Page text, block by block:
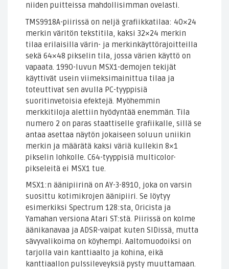
niiden puitteissa mahdollisimman ovelasti.
TMS9918A-piirissä on neljä grafiikkatilaa: 40×24
merkin väritön tekstitila, kaksi 32×24 merkin
tilaa erilaisilla värin- ja merkinkäyttörajoitteilla
sekä 64×48 pikselin tila, jossa värien käyttö on
vapaata. 1990-luvun MSX1-demojen tekijät
käyttivät usein viimeksimainittua tilaa ja
toteuttivat sen avulla PC-tyyppisiä
suoritinvetoisia efektejä. Myöhemmin
merkkitiloja alettiin hyödyntää enemmän. Tila
numero 2 on paras staattiselle grafiikalle, sillä se
antaa asettaa näytön jokaiseen soluun uniikin
merkin ja määrätä kaksi väriä kullekin 8×1
pikselin lohkolle. C64-tyyppisiä multicolor-
pikseleitä ei MSX1 tue.
MSX1:n äänipiirinä on AY-3-8910, joka on varsin
suosittu kotimikrojen äänipiiri. Se löytyy
esimerkiksi Spectrum 128:sta, Oricista ja
Yamahan versiona Atari ST:stä. Piirissä on kolme
äänikanavaa ja ADSR-vaipat kuten SIDissä, mutta
sävyvalikoima on köyhempi. Aaltomuodoiksi on
tarjolla vain kanttiaalto ja kohina, eikä
kanttiaallon pulssileveyksiä pysty muuttamaan.